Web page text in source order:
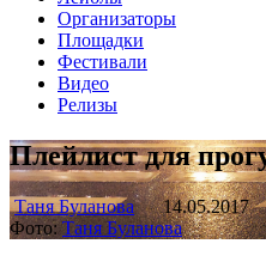
Организаторы
Площадки
Фестивали
Видео
Релизы
Плейлист для
Таня Буланова 14.05.2017
Фото:Таня Буланова